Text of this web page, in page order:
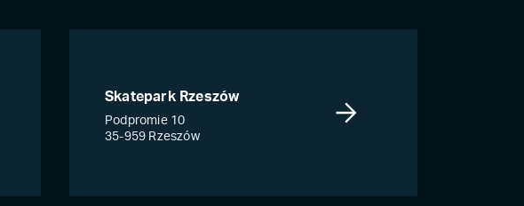
Skatepark Rzeszów
Podpromie 10
35-959 Rzeszów